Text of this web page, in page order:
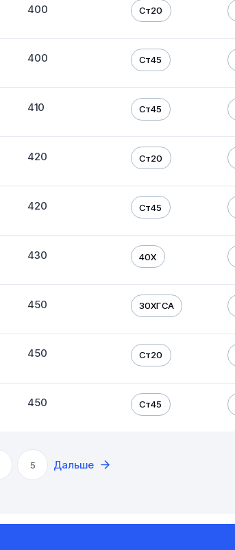
400 Ст20
400 Ст45
410 Ст45
420 Ст20
420 Ст45
430 40Х
450 30ХГСА
450 Ст20
450 Ст45
5 Дальше